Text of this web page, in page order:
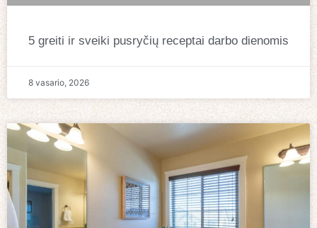
5 greiti ir sveiki pusryčių receptai darbo dienomis
8 vasario, 2026